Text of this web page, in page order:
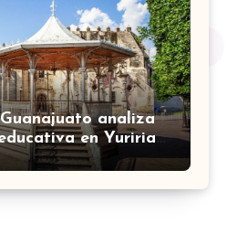
analiza
en Yuriria
de la zona sur